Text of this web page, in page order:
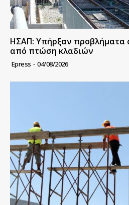
ΗΣΑΠ: Υπήρξαν προβλήματα
από πτώση κλαδιών
Epress - 04/08/2026